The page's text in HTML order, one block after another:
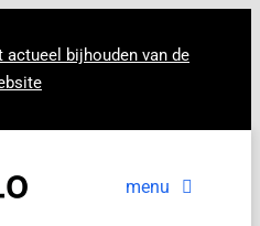
bijhouden van de
menu